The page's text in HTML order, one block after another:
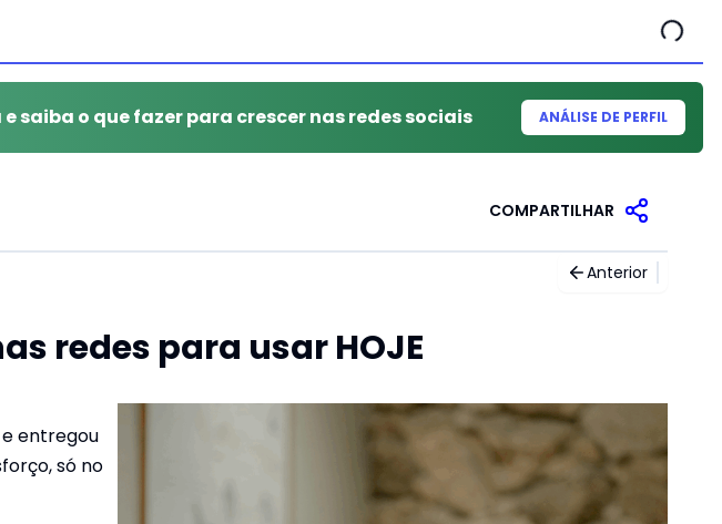
saiba o que fazer para crescer nas redes sociais ANÁLISE DE PERFIL
COMPARTILHAR
Anterior
redes para usar HOJE
e entregou
só no